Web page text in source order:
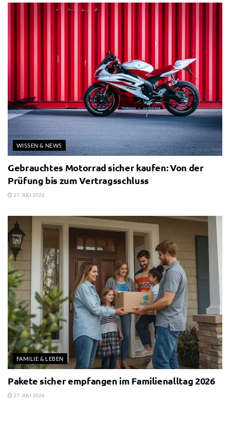
WISSEN & NEWS
Gebrauchtes Motorrad sicher kaufen: Von der
Prüfung bis zum Vertragsschluss
27. JULI 2026
FAMILIE & LEBEN
Pakete sicher empfangen im Familienalltag 2026
27. JULI 2026